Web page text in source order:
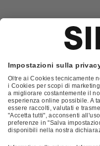
Contatto
FAQ
Condizioni Generali di